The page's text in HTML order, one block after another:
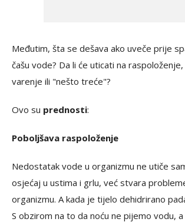
Međutim, šta se dešava ako uveče prije
čašu vode? Da li će uticati na
varenje ili "nešto treće"?
Ovo su prednosti:
Poboljšava raspoloženje
Nedostatak vode u organizmu ne utiče
osjećaj u ustima i grlu, već stvara
organizmu. A kada je tijelo dehidrirano
S obzirom na to da noću ne pijemo vodu,